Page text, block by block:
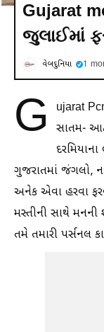
Gujarat
જુલાઈમાં
વેબદુનિયા 1
G
ujarat
સાતમ-
ગુજરાતમાં જંગલો,
અનેક એવા હરવા
મસ્તીની સાથે
તમે તમારી પર્સનલ